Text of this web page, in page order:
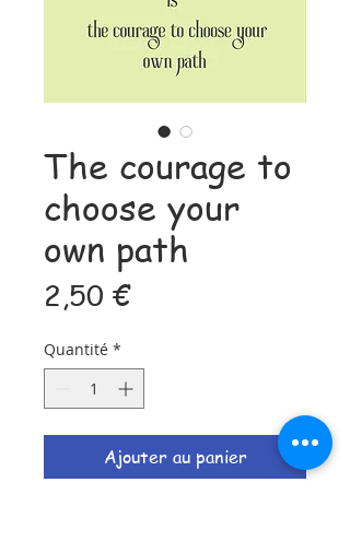
The courage to
choose your
own path
2,50 €Prix
Quantité *
Ajouter au panier